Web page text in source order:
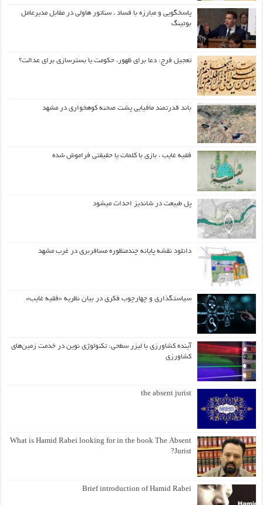
پاسخگویی و مبارزه با فساد ، سناتور هاولی در مقابل مدیرعامل
بوئینگ
تعجیل فرج: دعا برای ظهور، حکومت یا بسترسازی برای عدالت؟
باند قدرتمند مافیایی پشت صحنه کوهخواری در مشهد
فقیه غایب ، بازی با کلمات یا حقیقتی فراموش شده
پل طبیعت در شاندیز احداث میشود
دانلود نقشه پایانه چندمنظوره مسافربری در غرب مشهد
سیاستگذاری و چهارچوب فکری در بیان نظریه «فقیه غایب»
آینده کشاورزی با لیزر سطحی: تکنولوژی نوین در خدمت زمین‌های
کشاورزی
the absent jurist
What is Hamid Rabei looking for in the book The Absent
Jurist?
Brief introduction of Hamid Rabei